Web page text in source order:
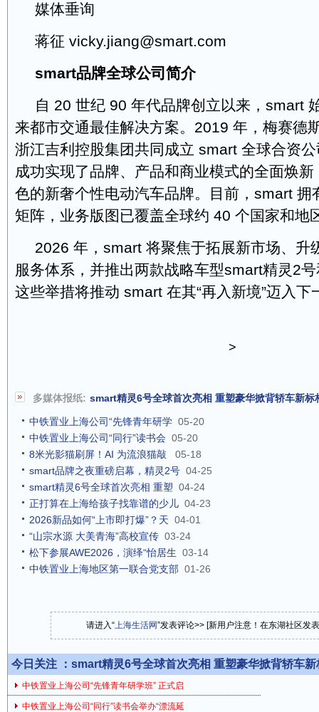
媒体垂询
蒋征 vicky.jiang@smart.com
smart品牌全球公司简介
自 20 世纪 90 年代品牌创立以来，smart
来都市交通最佳解决方案。2019 年，梅赛德
浙江吉利控股集团共同成立 smart 全球合资
成功实现了品牌、产品和商业模式的全面焕
色的新奢个性电动汽车品牌。目前，smart 拥
矩阵，业务版图已覆盖全球约 40 个国家和地
2026 年，smart 将聚焦于拓展新市场、升
服务体系，并推出两款战略车型smart精灵2
这些举措将推动 smart 在其“再入新境”迈入下
>
多媒体报纸: smart精灵6号全球首次亮相 重塑豪华掀背轿车新标
中铁置业上海公司“先锋青年研学 05-20
中铁置业上海公司“同行”读书会 05-20
8米光影猫刷屏！AI 为流浪猫敲
05-18
smart品牌之夜重磅启幕，精灵2号 04-25
smart精灵6号全球首次亮相 重塑 04-24
正打算在上海给孩子找靠谱的少儿 04-23
2026新品如何“上市即打爆”？天 04-01
“山宗水源 大美青海”高校宣传 03-24
松下参展AWE2026，演绎“怡居生 03-14
中铁置业上海地区第一联合党支部 01-26
请进入“上海生活网”发表评论>> [新用户注意！在东湖社区发
今日关注 ： smart精灵6号全球首次亮相 重塑豪华掀背轿车新
中铁置业上海公司“先锋青年研学班” 正式启
中铁置业上海公司“同行”读书会举办“漂流延